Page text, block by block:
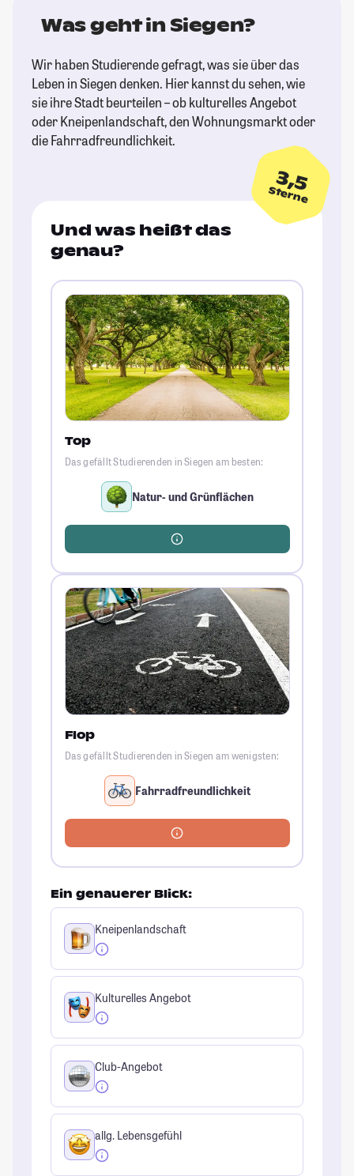
Was geht in Siegen?
Wir haben Studierende gefragt, was sie über das
Leben in Siegen denken. Hier kannst du sehen, wie
sie ihre Stadt beurteilen – ob kulturelles Angebot
oder Kneipenlandschaft, den Wohnungsmarkt oder
die Fahrradfreundlichkeit.
3,5
Sterne
Und was heißt das
genau?
Top
Das gefällt Studierenden in Siegen am besten:
Natur- und Grünflächen
Flop
Das gefällt Studierenden in Siegen am wenigsten:
Fahrradfreundlichkeit
Ein genauerer Blick:
Kneipenlandschaft
Kulturelles Angebot
Club-Angebot
allg. Lebensgefühl